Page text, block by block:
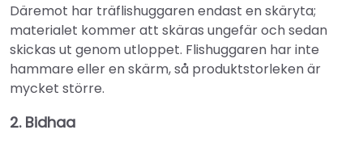
Däremot har träflishuggaren endast en skäryta;
materialet kommer att skäras ungefär och sedan
skickas ut genom utloppet. Flishuggaren har inte
hammare eller en skärm, så produktstorleken är
mycket större.
2. Bidhaa